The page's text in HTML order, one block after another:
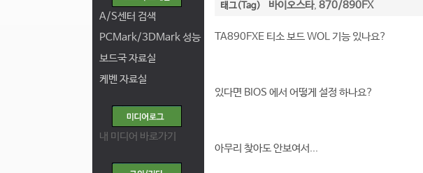
A/S센터 검색
PCMark/3DMark 성능
보드국 자료실
케벤 자료실
내 미디어 바로가기
태그(Tag) 바이오스타, 870/890FX
TA890FXE 티소 보드 WOL 기능 있나요?
있다면 BIOS 에서 어떻게 설정 하나요?
아무리 찾아도 안보여서...